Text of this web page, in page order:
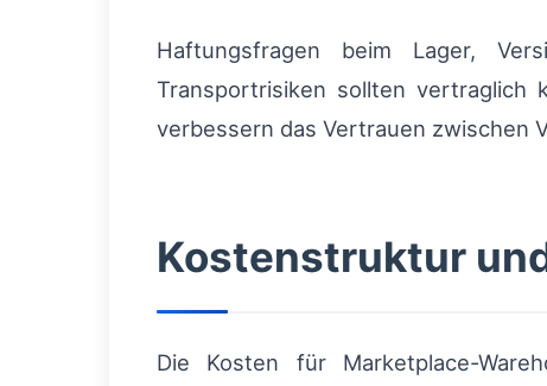
Haftungsfragen beim Lager,
Transportrisiken sollten vertraglich
verbessern das Vertrauen zwischen
Kostenstruktur
Die Kosten für Marketplace-